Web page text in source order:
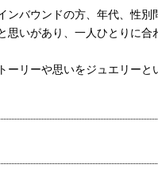
ンバウンドの方、年代、性別
思いがあり、一人ひとりに合
ーリーや思いをジュエリーと